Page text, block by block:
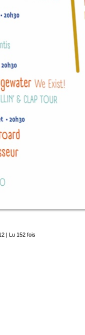
| Lu 152 fois